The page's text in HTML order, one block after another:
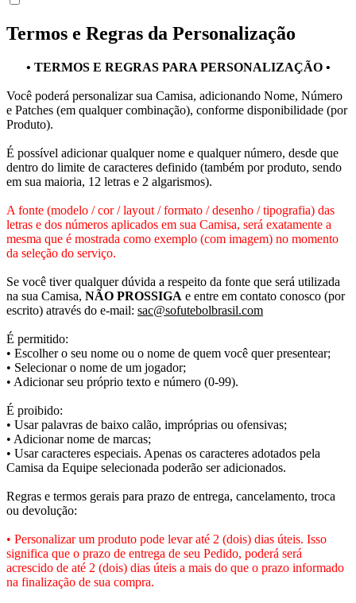
Termos e Regras da Personalização
• TERMOS E REGRAS PARA PERSONALIZAÇÃO •
Você poderá personalizar sua Camisa, adicionando Nome, Número
e Patches (em qualquer combinação), conforme disponibilidade (por
Produto).
É possível adicionar qualquer nome e qualquer número, desde que
dentro do limite de caracteres definido (também por produto, sendo
em sua maioria, 12 letras e 2 algarismos).
A fonte (modelo / cor / layout / formato / desenho / tipografia) das
letras e dos números aplicados em sua Camisa, será exatamente a
mesma que é mostrada como exemplo (com imagem) no momento
da seleção do serviço.
Se você tiver qualquer dúvida a respeito da fonte que será utilizada
na sua Camisa, NÃO PROSSIGA e entre em contato conosco (por
escrito) através do e-mail: sac@sofutebolbrasil.com
É permitido:
• Escolher o seu nome ou o nome de quem você quer presentear;
• Selecionar o nome de um jogador;
• Adicionar seu próprio texto e número (0-99).
É proibido:
• Usar palavras de baixo calão, impróprias ou ofensivas;
• Adicionar nome de marcas;
• Usar caracteres especiais. Apenas os caracteres adotados pela
Camisa da Equipe selecionada poderão ser adicionados.
Regras e termos gerais para prazo de entrega, cancelamento, troca
ou devolução:
• Personalizar um produto pode levar até 2 (dois) dias úteis. Isso
significa que o prazo de entrega de seu Pedido, poderá será
acrescido de até 2 (dois) dias úteis a mais do que o prazo informado
na finalização de sua compra.